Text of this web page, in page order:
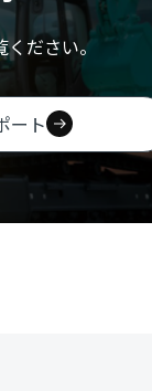
ださい。
ート